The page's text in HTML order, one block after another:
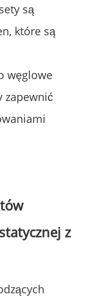
są
które są
węglowe
zapewnić
z